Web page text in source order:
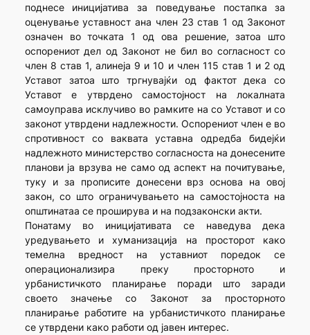
поднесе иницијатива за поведување постапка за
оценување уставност ана член 23 став 1 од Законот
означен во точката 1 од ова решение, затоа што
оспорениот дел од Законот не бил во согласност со
член 8 став 1, алинеја 9 и 10 и член 115 став 1 и 2 од
Уставот затоа што тргнувајќи од фактот дека со
Уставот е утврдено самостојност на локалната
самоуправа исклучиво во рамките на со Уставот и со
законот утврдени надлежности. Оспорениот член е во
спротивност со ваквата уставна одредба бидејќи
надлежното министерство согласноста на донесените
планови ја врзува не само од аспект на почитување,
туку и за прописите донесени врз основа на овој
закон, со што ограничувањето на самостојноста на
општинатаа се проширува и на подзаконски акти.
Понатаму во иницијативата се наведува дека
уредувањето и хуманизација на просторот како
темелна вредност на уставниот поредок се
операционализира преку просторното и
урбанистичкото планирање поради што заради
своето значење со Законот за просторното
планирање работите на урбанистичкото планирање
се утврдени како работи од јавен интерес.